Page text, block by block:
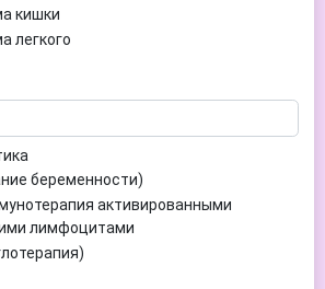
кишки
легкого
железы
беременности)
активированными
лимфоцитами